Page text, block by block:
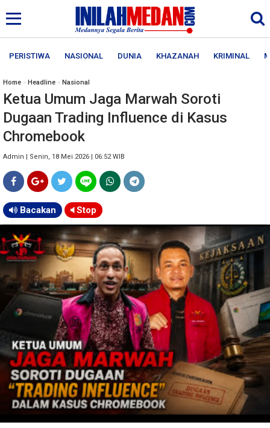
PERISTIWA NASIONAL DUNIA KHAZANAH KRIMINAL
Home » Headline » Nasional
Ketua Umum Jaga Marwah Soroti
Dugaan Trading Influence di Kasus
Chromebook
Admin | Senin, 18 Mei 2026 | 06:52 WIB
Bacakan Stop